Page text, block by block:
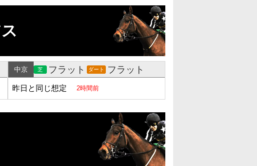
中京 芝 フラット ダート フラット
昨日と同じ想定 2時間前